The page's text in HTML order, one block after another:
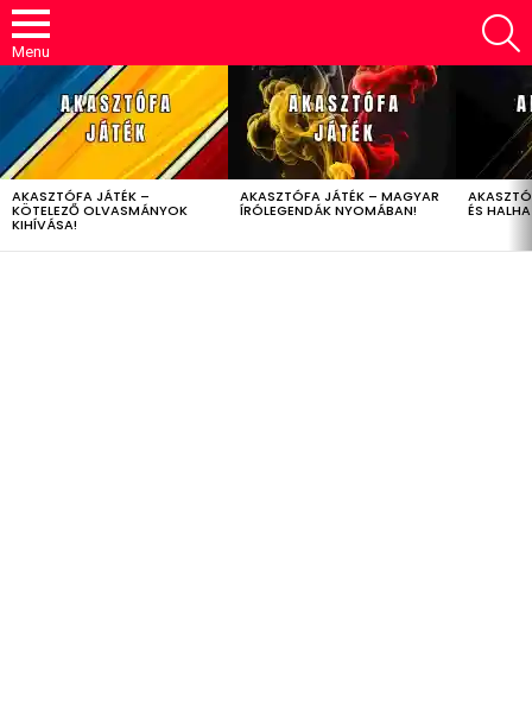
Menu
LATEST
STORIES
AKASZTÓFA JÁTÉK –
KÖTELEZŐ OLVASMÁNYOK
KIHÍVÁSA!
AKASZTÓFA JÁTÉK – MAGYAR
ÍRÓLEGENDÁK NYOMÁBAN! ÉS